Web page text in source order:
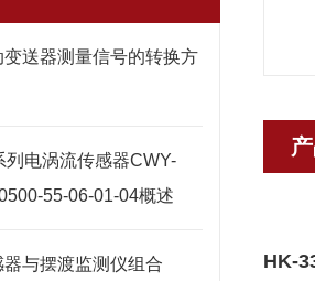
送器测量信号的转换方
列电涡流传感器CWY-
55-06-01-04概述
与摆渡监测仪组合 HK-